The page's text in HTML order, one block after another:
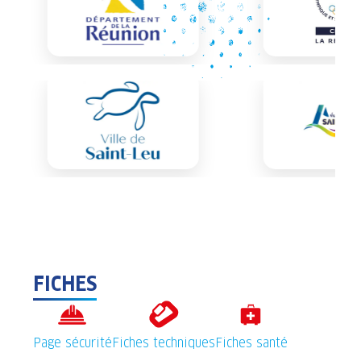
FICHES
Page sécuritéFiches techniquesFiches santé